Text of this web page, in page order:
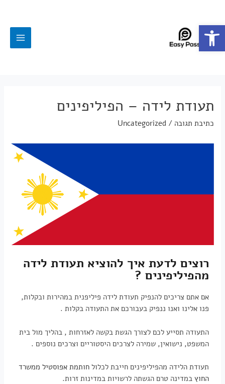
תעודת לידה – הפיליפינים
כתיבת תגובה /
Uncategorized
רוצים לדעת איך להוציא תעודת לידה
מהפיליפינים ?
אם אתם צריכים להנפיק תעודת לידה פיליפנית במהירות ובקלות,
פנו אלינו ואנו ננפיק בעבורכם את התעודה בקלות .
התעודה תסייע לכם לצורך הגשת בקשה לאזרחות , בהליך מול בית
המשפט, נישואין, שמירה לצרכים היסטוריים וצרכים נוספים .
תעודת הלידה מהפיליפינים חייבת לכלולחותמת אפוסטיל ממשרד
החוץ במדינה טרם הגשתה לרשויות במדינות זרות.
פתח סרגל נגישות